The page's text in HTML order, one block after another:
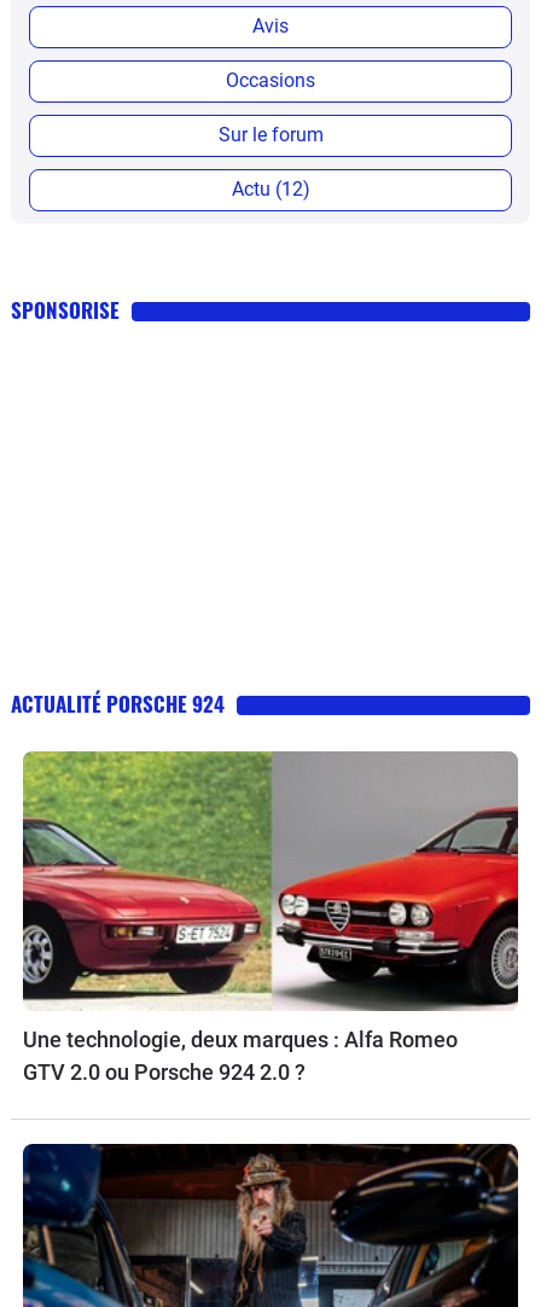
Avis
Occasions
Sur le forum
Actu (12)
SPONSORISE
ACTUALITÉ PORSCHE 924
Une technologie, deux marques : Alfa Romeo
GTV 2.0 ou Porsche 924 2.0 ?